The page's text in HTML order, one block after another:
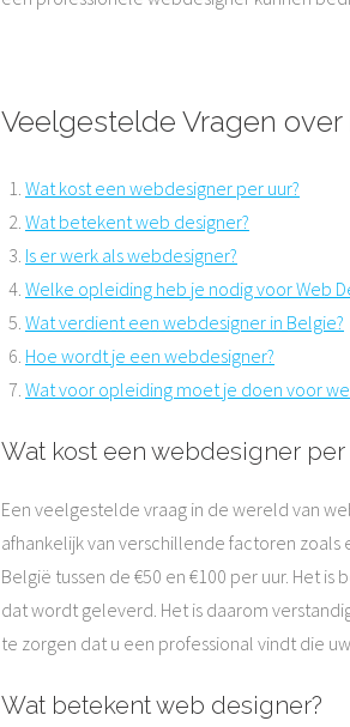
Veelgestelde Vragen
Wat kost een webdesigner per uur?
Wat betekent web designer?
Is er werk als webdesigner?
Welke opleiding heb je nodig voor Web
Wat verdient een webdesigner in Belgie?
Hoe wordt je een webdesigner?
Wat voor opleiding moet je doen voor
Wat kost een webdesigner per
Een veelgestelde vraag in de wereld van
afhankelijk van verschillende factoren
België tussen de €50 en €100 per uur. Het
dat wordt geleverd. Het is daarom
te zorgen dat u een professional vindt die
Wat betekent web designer?